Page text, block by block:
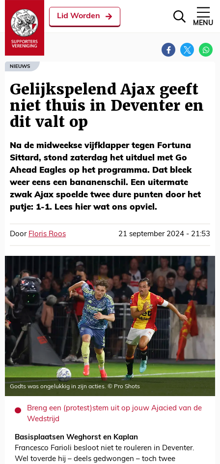
Lid Worden
MENU
NIEUWS
Gelijkspelend Ajax geeft
niet thuis in Deventer en
dit valt op
Na de midweekse vijfklapper tegen Fortuna
Sittard, stond zaterdag het uitduel met Go
Ahead Eagles op het programma. Dat bleek
weer eens een bananenschil. Een uitermate
zwak Ajax spoelde twee dure punten door het
putje: 1-1. Lees hier wat ons opviel.
Door Floris Roos 21 september 2024 - 21:53
Godts was ongelukkig in zijn acties. © Pro Shots
Breng een (protest)stem uit op jouw Ajacied van de
Wedstrijd
Basisplaatsen Weghorst en Kaplan
Francesco Farioli besloot niet te rouleren in Deventer.
Wel toverde hij – deels gedwongen – toch twee